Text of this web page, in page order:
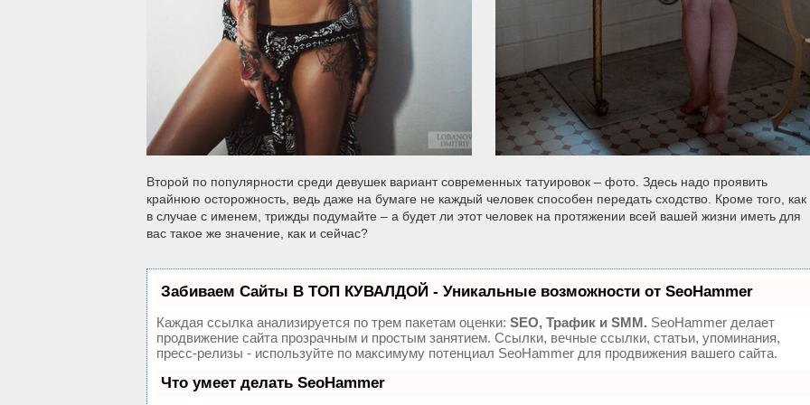
Второй по популярности среди девушек вариант современных татуировок – фото. Здесь надо проявить
крайнюю осторожность, ведь даже на бумаге не каждый человек способен передать сходство. Кроме того, как
в случае с именем, трижды подумайте – а будет ли этот человек на протяжении всей вашей жизни иметь для
вас такое же значение, как и сейчас?
Забиваем Сайты В ТОП КУВАЛДОЙ - Уникальные возможности от SeoHammer
Каждая ссылка анализируется по трем пакетам оценки: SEO, Трафик и SMM. SeoHammer делает
продвижение сайта прозрачным и простым занятием. Ссылки, вечные ссылки, статьи, упоминания,
пресс-релизы - используйте по максимуму потенциал SeoHammer для продвижения вашего сайта.
Что умеет делать SeoHammer